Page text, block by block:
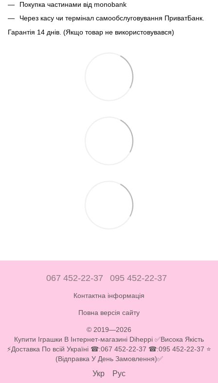
Покупка частинами від monobank
Через касу чи термінал самообслуговування ПриватБанк.
Гарантія 14 днів. (Якщо товар не використовувався)
067 452-22-37 095 452-22-37
Контактна інформація
Повна версія сайту
© 2019—2026
Купити Іграшки В Інтернет-магазині Diheppi ✅Висока Якість
⚡Доставка По всій Україні ☎:067 452-22-37 ☎:095 452-22-37 ⭐
(Відправка У День Замовлення)✅
Укр Рус